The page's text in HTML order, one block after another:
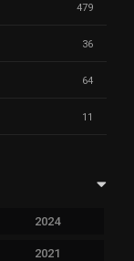
479
36
64
11
2024
2021